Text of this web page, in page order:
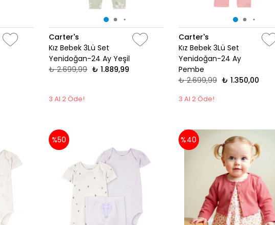
Carter's
Kız Bebek 3Lü Set
Yenidoğan-24 Ay Yeşil
₺ 2.699,99 ₺ 1.889,99
3 Al 2 Öde!
Carter's
Kız Bebek 3Lü Set
Yenidoğan-24 Ay
Pembe
₺ 2.699,99 ₺ 1.350,00
3 Al 2 Öde!
%50 %40